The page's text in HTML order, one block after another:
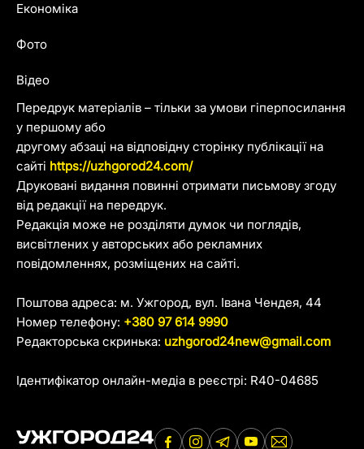
Передрук матеріалів – тільки за умови гіперпосилання
у першому або
другому абзаці на відповідну сторінку публікації на
сайті https://uzhgorod24.com/
Друковані видання повинні отримати письмову згоду
від редакції на передрук.
Редакція може не розділяти думок чи поглядів,
висвітлених у авторських або рекламних
повідомленнях, розміщених на сайті.
Поштова адреса: м. Ужгород, вул. Івана Чендея, 44
Номер телефону: +380 97 614 9990
Редакторська скринька: uzhgorod24new@gmail.com
Ідентифікатор онлайн-медіа в реєстрі: R40-04685
Економіка
Фото
Відео